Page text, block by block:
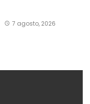
7 agosto, 2026